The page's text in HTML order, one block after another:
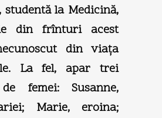
studentă la Medicină,
din frînturi acest
din viaţa
La fel, apar trei
femei: Susanne,
Marie, eroina;